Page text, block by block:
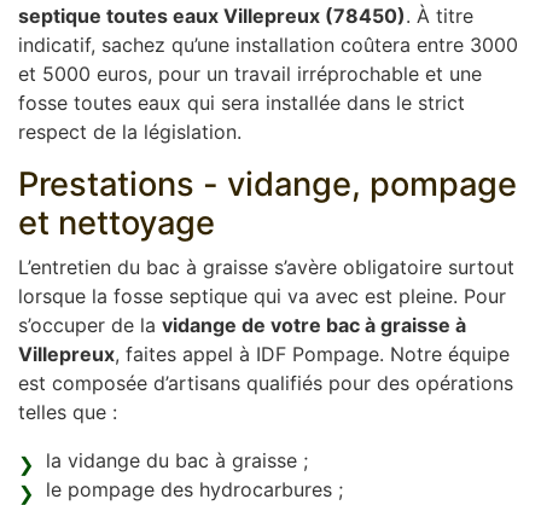
septique toutes eaux Villepreux (78450). À titre
indicatif, sachez qu’une installation coûtera entre 3000
et 5000 euros, pour un travail irréprochable et une
fosse toutes eaux qui sera installée dans le strict
respect de la législation.
Prestations - vidange, pompage
et nettoyage
L’entretien du bac à graisse s’avère obligatoire surtout
lorsque la fosse septique qui va avec est pleine. Pour
s’occuper de la vidange de votre bac à graisse à
Villepreux, faites appel à IDF Pompage. Notre équipe
est composée d’artisans qualifiés pour des opérations
telles que :
la vidange du bac à graisse ;
le pompage des hydrocarbures ;